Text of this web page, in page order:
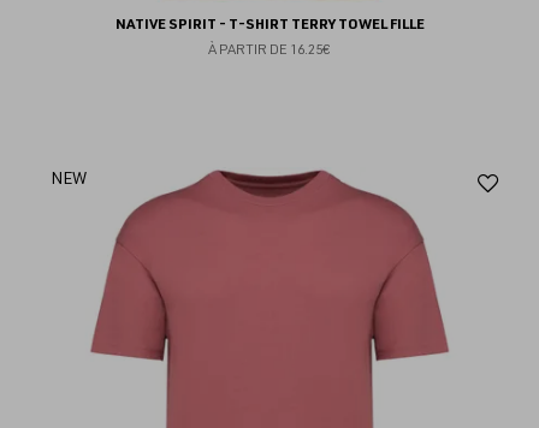
NATIVE SPIRIT - T-SHIRT TERRY TOWEL FILLE
À PARTIR DE 16.25€
NEW